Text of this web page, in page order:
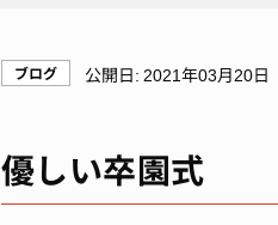
ブログ 公開日: 2021年03月20日
優しい卒園式